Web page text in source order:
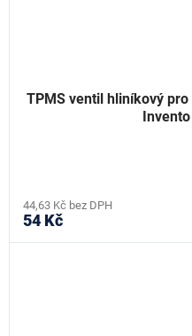
TPMS ventil hliníkový pro
44,63 Kč bez DPH
54 Kč